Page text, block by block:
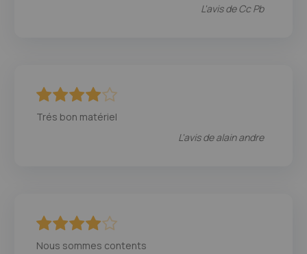
L'avis deCc Pb
Trés bon matériel
L'avis dealain andre
Nous sommes contents